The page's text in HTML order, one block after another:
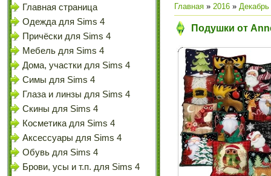
Главная страница
Одежда для Sims 4
Причёски для Sims 4
Мебель для Sims 4
Дома, участки для Sims 4
Симы для Sims 4
Глаза и линзы для Sims 4
Скины для Sims 4
Косметика для Sims 4
Аксессуары для Sims 4
Обувь для Sims 4
Брови, усы и т.п. для Sims 4
Главная » 2016 » Декабрь
Подушки от